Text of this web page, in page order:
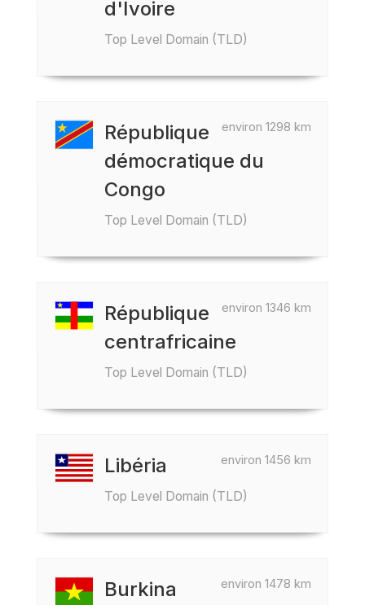
d'Ivoire
Top Level Domain (TLD)
environ 1298 km
République
démocratique du
Congo
Top Level Domain (TLD)
environ 1346 km
République
centrafricaine
Top Level Domain (TLD)
environ 1456 km
Libéria
Top Level Domain (TLD)
environ 1478 km
Burkina